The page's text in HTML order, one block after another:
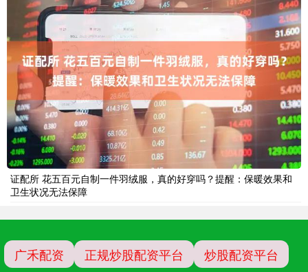
证配所 花五百元自制一件羽绒服，真的好穿吗？提醒：保暖效果和
卫生状况无法保障
广禾配资 正规炒股配资平台 炒股配资平台